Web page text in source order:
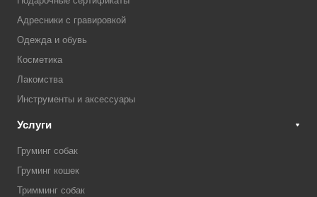
Адресники с гравировкой
Одежда и обувь
Косметика
Лакомства
Инструменты и аксессуары
Услуги
Груминг собак
Груминг кошек
Тримминг собак